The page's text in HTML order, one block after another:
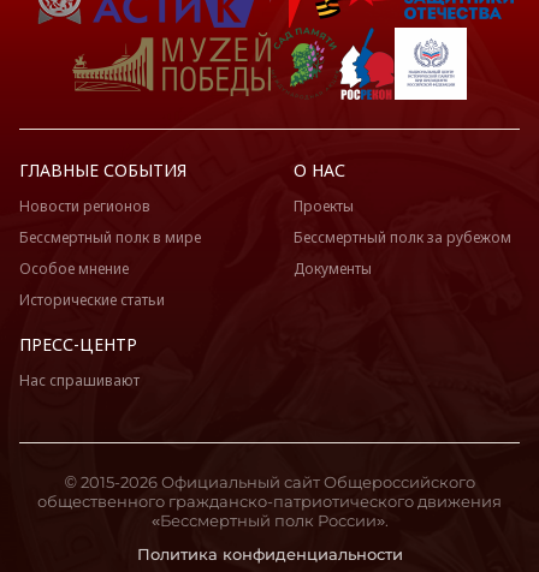
ГЛАВНЫЕ СОБЫТИЯ
Новости регионов
Бессмертный полк в мире
Особое мнение
Исторические статьи
О НАС
Проекты
Бессмертный полк за рубежом
Документы
ПРЕСС-ЦЕНТР
Нас спрашивают
Политика конфиденциальности
© 2015-2026 Официальный сайт Общероссийского
общественного гражданско-патриотического движения
«Бессмертный полк России».